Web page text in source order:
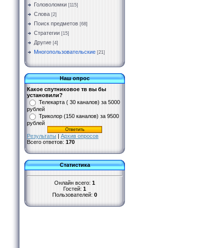
Головоломки [115]
Слова [2]
Поиск предметов [68]
Стратегии [15]
Другие [4]
Многопользовательские [21]
Наш опрос
Какое спутниковое тв вы бы
установили?
Телекарта ( 30 каналов) за 5000
рублей
Триколор (150 каналов) за 9500
рублей
Результаты | Архив опросов
Всего ответов: 170
Статистика
Онлайн всего: 1
Гостей: 1
Пользователей: 0